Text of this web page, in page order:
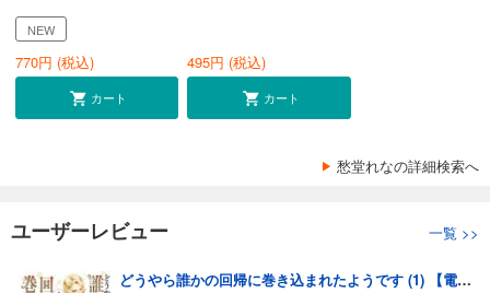
NEW
770円 (税込)
カート
495円 (税込)
カート
愁堂れなの詳細検索へ
ユーザーレビュー 一覧 >>
どうやら誰かの回帰に巻き込まれたようです (1) 【電子限定おまけ付き】